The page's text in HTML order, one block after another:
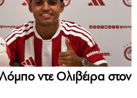
ντε Ολιβέιρα στον